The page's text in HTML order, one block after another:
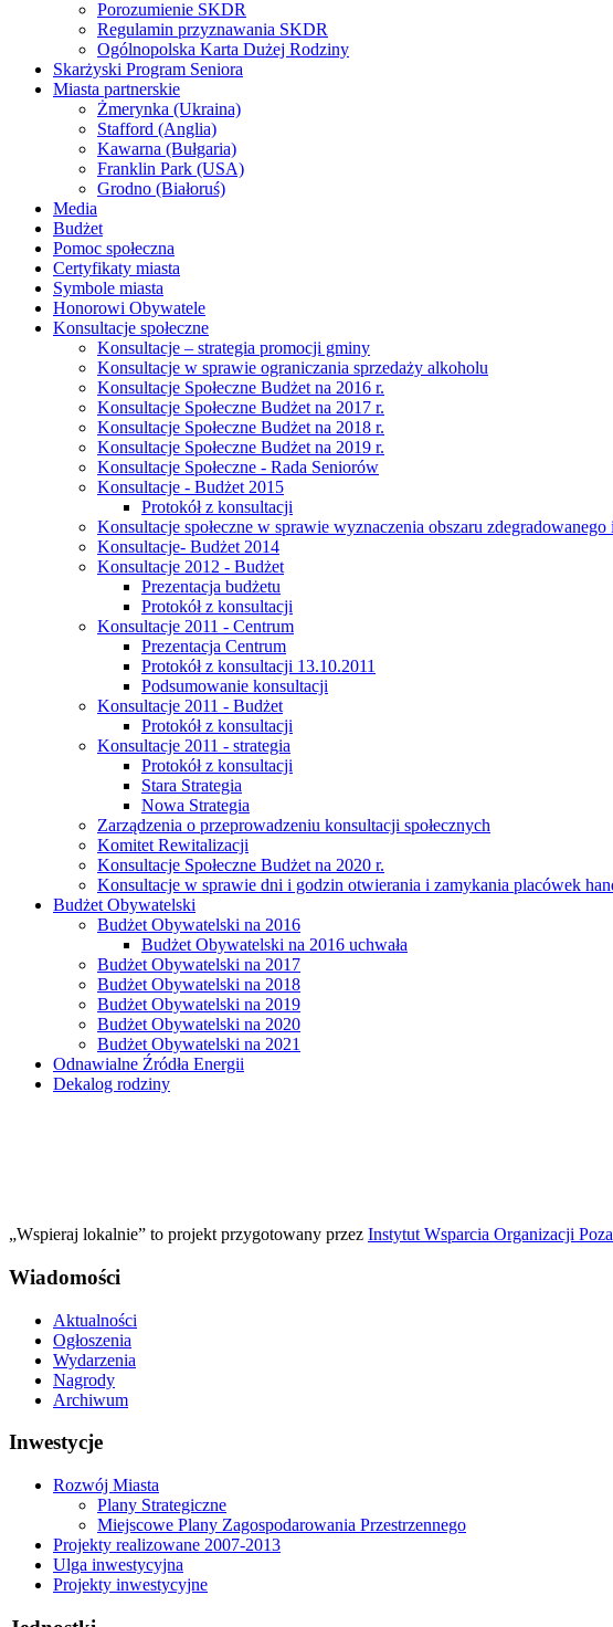
Porozumienie SKDR
Regulamin przyznawania SKDR
Ogólnopolska Karta Dużej Rodziny
Skarżyski Program Seniora
Miasta partnerskie
Żmerynka (Ukraina)
Stafford (Anglia)
Kawarna (Bułgaria)
Franklin Park (USA)
Grodno (Białoruś)
Media
Budżet
Pomoc społeczna
Certyfikaty miasta
Symbole miasta
Honorowi Obywatele
Konsultacje społeczne
Konsultacje – strategia promocji gminy
Konsultacje w sprawie ograniczania sprzedaży alkoholu
Konsultacje Społeczne Budżet na 2016 r.
Konsultacje Społeczne Budżet na 2017 r.
Konsultacje Społeczne Budżet na 2018 r.
Konsultacje Społeczne Budżet na 2019 r.
Konsultacje Społeczne - Rada Seniorów
Konsultacje - Budżet 2015
Protokół z konsultacji
Konsultacje społeczne w sprawie wyznaczenia obszaru
Konsultacje- Budżet 2014
Konsultacje 2012 - Budżet
Prezentacja budżetu
Protokół z konsultacji
Konsultacje 2011 - Centrum
Prezentacja Centrum
Protokół z konsultacji 13.10.2011
Podsumowanie konsultacji
Konsultacje 2011 - Budżet
Protokół z konsultacji
Konsultacje 2011 - strategia
Protokół z konsultacji
Stara Strategia
Nowa Strategia
Zarządzenia o przeprowadzeniu konsultacji społecznych
Komitet Rewitalizacji
Konsultacje Społeczne Budżet na 2020 r.
Konsultacje w sprawie dni i godzin otwierania i zamykania placówek
Budżet Obywatelski
Budżet Obywatelski na 2016
Budżet Obywatelski na 2016 uchwała
Budżet Obywatelski na 2017
Budżet Obywatelski na 2018
Budżet Obywatelski na 2019
Budżet Obywatelski na 2020
Budżet Obywatelski na 2021
Odnawialne Źródła Energii
Dekalog rodziny
„Wspieraj lokalnie” to projekt przygotowany przez Instytut Wsparcia Organizacji
Wiadomości
Aktualności
Ogłoszenia
Wydarzenia
Nagrody
Archiwum
Inwestycje
Rozwój Miasta
Plany Strategiczne
Miejscowe Plany Zagospodarowania Przestrzennego
Projekty realizowane 2007-2013
Ulga inwestycyjna
Projekty inwestycyjne